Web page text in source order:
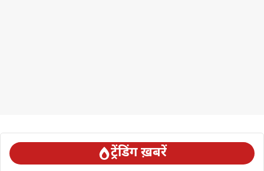
ट्रेंडिंग ख़बरें